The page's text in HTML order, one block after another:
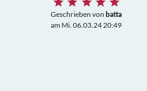
Geschrieben von batta
am Mi. 06.03.24 20:49